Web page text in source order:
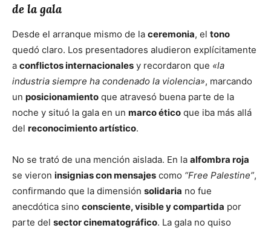
de la gala
Desde el arranque mismo de la ceremonia, el tono
quedó claro. Los presentadores aludieron explícitamente
a conflictos internacionales y recordaron que «la
industria siempre ha condenado la violencia», marcando
un posicionamiento que atravesó buena parte de la
noche y situó la gala en un marco ético que iba más allá
del reconocimiento artístico.
No se trató de una mención aislada. En la alfombra roja
se vieron insignias con mensajes como “Free Palestine”,
confirmando que la dimensión solidaria no fue
anecdótica sino consciente, visible y compartida por
parte del sector cinematográfico. La gala no quiso